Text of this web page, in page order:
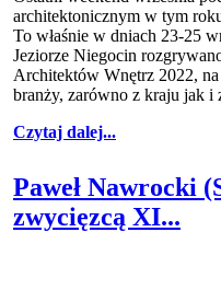
architektonicznym w tym
To właśnie w dniach 23-25
Jeziorze Niegocin
Architektów Wnętrz 2022,
branży, zarówno z kraju jak i
Czytaj dalej...
Paweł Nawrocki
zwycięzcą XI...